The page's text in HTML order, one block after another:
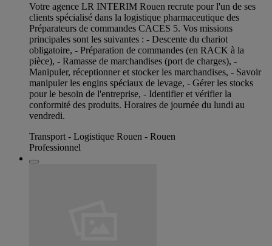
Votre agence LR INTERIM Rouen recrute pour l'un de ses
clients spécialisé dans la logistique pharmaceutique des
Préparateurs de commandes CACES 5. Vos missions
principales sont les suivantes : - Descente du chariot
obligatoire, - Préparation de commandes (en RACK à la
pièce), - Ramasse de marchandises (port de charges), -
Manipuler, réceptionner et stocker les marchandises, - Savoir
manipuler les engins spéciaux de levage, - Gérer les stocks
pour le besoin de l'entreprise, - Identifier et vérifier la
conformité des produits. Horaires de journée du lundi au
vendredi.
Transport - Logistique Rouen - Rouen
Professionnel